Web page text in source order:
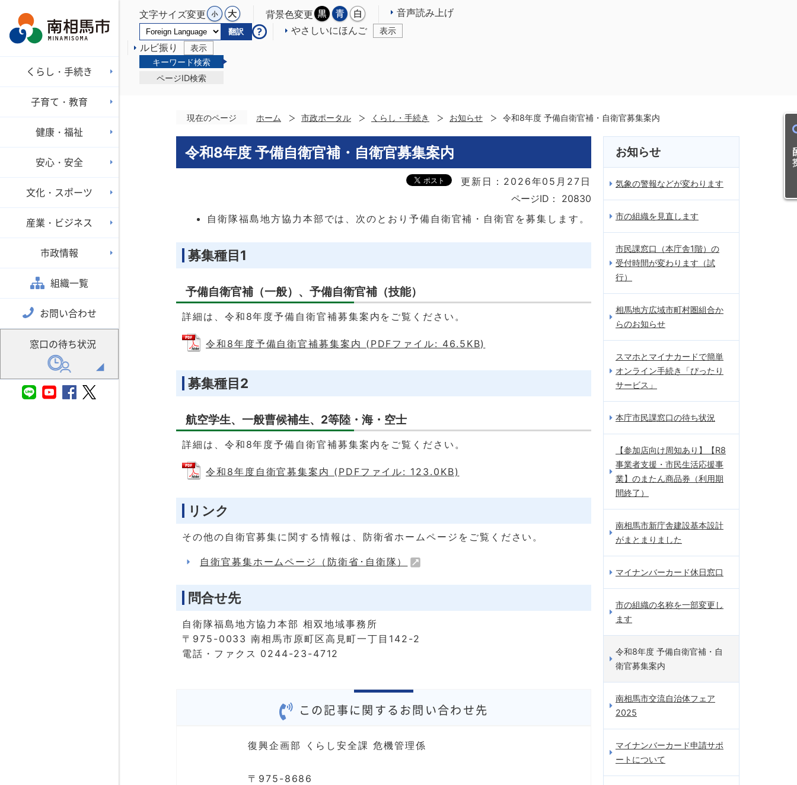
文字サイズ変更 背景色変更 音声読み上げ
翻訳 やさしいにほんご 表示
ルビ振り
表示
キーワード検索
ページID検索
くらし・手続き
子育て・教育
健康・福祉
安心・安全
文化・スポーツ
産業・ビジネス
市政情報
組織一覧
お問い合わせ
窓口の待ち状況
目
現在のページ ホーム 市政ポータル くらし・手続き お知らせ 令和8年度 予備自衛官補・自衛官募集案内
令和8年度 予備自衛官補・自衛官募集案内
更新日：2026年05月27日
ページID：
20830
自衛隊福島地方協力本部では、次のとおり予備自衛官補・自衛官を募集します。
募集種目1
予備自衛官補（一般）、予備自衛官補（技能）
詳細は、令和8年度予備自衛官補募集案内をご覧ください。
令和8年度予備自衛官補募集案内 (PDFファイル: 46.5KB)
募集種目2
航空学生、一般曹候補生、2等陸・海・空士
詳細は、令和8年度予備自衛官補募集案内をご覧ください。
令和8年度自衛官募集案内 (PDFファイル: 123.0KB)
リンク
その他の自衛官募集に関する情報は、防衛省ホームページをご覧ください。
自衛官募集ホームページ（防衛省･自衛隊）
問合せ先
自衛隊福島地方協力本部 相双地域事務所
〒975-0033 南相馬市原町区高見町一丁目142-2
電話・ファクス 0244-23-4712
この記事に関するお問い合わせ先
復興企画部 くらし安全課 危機管理係
〒975-8686
お知らせ
気象の警報などが変わります
市の組織を見直します
市民課窓口（本庁舎1階）の
受付時間が変わります（試
行）
相馬地方広域市町村圏組合か
らのお知らせ
スマホとマイナカードで簡単
オンライン手続き「ぴったり
サービス」
本庁市民課窓口の待ち状況
【参加店向け周知あり】【R8
事業者支援・市民生活応援事
業】のまたん商品券（利用期
間終了）
南相馬市新庁舎建設基本設計
がまとまりました
マイナンバーカード休日窓口
市の組織の名称を一部変更し
ます
令和8年度 予備自衛官補・自
衛官募集案内
南相馬市交流自治体フェア
2025
マイナンバーカード申請サポ
ートについて